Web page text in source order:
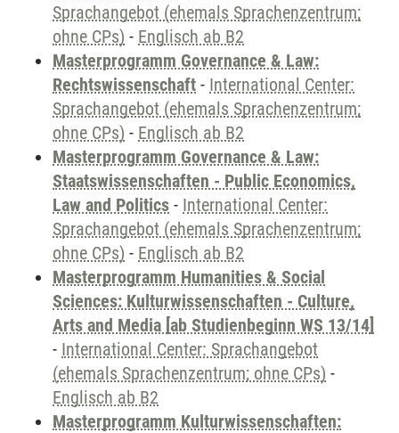
Sprachangebot (ehemals Sprachenzentrum;
ohne CPs) - Englisch ab B2
Masterprogramm Governance & Law:
Rechtswissenschaft - International Center:
Sprachangebot (ehemals Sprachenzentrum;
ohne CPs) - Englisch ab B2
Masterprogramm Governance & Law:
Staatswissenschaften - Public Economics,
Law and Politics - International Center:
Sprachangebot (ehemals Sprachenzentrum;
ohne CPs) - Englisch ab B2
Masterprogramm Humanities & Social
Sciences: Kulturwissenschaften - Culture,
Arts and Media [ab Studienbeginn WS 13/14]
- International Center: Sprachangebot
(ehemals Sprachenzentrum; ohne CPs) -
Englisch ab B2
Masterprogramm Kulturwissenschaften: